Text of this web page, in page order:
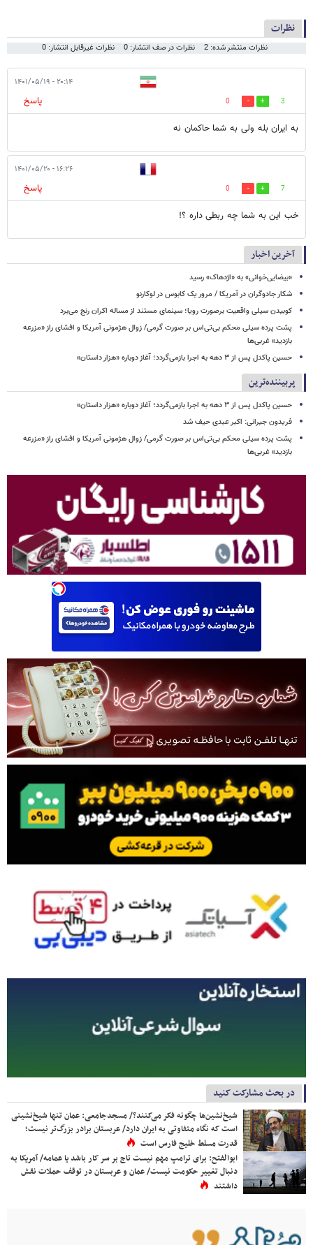
نظرات
نظرات منتشر شده: 2 نظرات در صف انتشار: 0 نظرات غیرقابل انتشار: 0
۲۰:۱۴ - ۱۴۰۱/۰۵/۱۹
3
0
پاسخ
به ایران بله ولی به شما حاکمان نه
۱۶:۲۶ - ۱۴۰۱/۰۵/۲۰
7
0
پاسخ
خب این به شما چه ربطی داره ؟!
آخرین اخبار
«بیضایی‌خوانی» به «اژدهاک» رسید
شکار جادوگران در آمریکا / مرور یک کابوس در لوکارنو
کوبیدن سیلی واقعیت برصورت رویا؛ سینمای مستند از مساله اکران رنج می‌برد
پشت پرده سیلی محکم بی‌تی‌اس بر صورت گرمی/ زوال هژمونی آمریکا و افشای راز «مزرعه
بازدید» غربی‌ها
حسین پاکدل پس از ۳ دهه به اجرا بازمی‌گردد؛ آغاز دوباره «هزار داستان»
پربیننده‌ترین
حسین پاکدل پس از ۳ دهه به اجرا بازمی‌گردد؛ آغاز دوباره «هزار داستان»
فریدون جیرانی: اکبر عبدی حیف شد
پشت پرده سیلی محکم بی‌تی‌اس بر صورت گرمی/ زوال هژمونی آمریکا و افشای راز «مزرعه
بازدید» غربی‌ها
در بحث مشارکت کنید
شیخ‌نشین‌ها چگونه فکر می‌کنند؟/ مسجدجامعی: عمان تنها شیخ‌نشینی
است که نگاه متفاوتی به ایران دارد/ عربستان برادر بزرگ‌تر نیست؛
قدرت مسلط خلیج فارس است
ابوالفتح: برای ترامپ مهم نیست تاج بر سر کار باشد یا عمامه/ آمریکا به
دنبال تغییر حکومت نیست/ عمان و عربستان در توقف حملات نقش
داشتند